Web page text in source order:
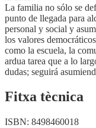
La familia no sólo se
punto de llegada para
personal y social y
los valores
como la escuela, la
ardua tarea que a lo
dudas; seguirá
Fitxa tècnica
ISBN: 8498460018